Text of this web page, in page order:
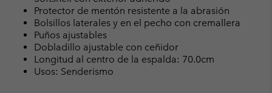
Protector de mentón resistente a la abrasión
Bolsillos laterales y en el pecho con cremallera
Puños ajustables
Dobladillo ajustable con ceñidor
Longitud al centro de la espalda: 70.0cm
Usos: Senderismo